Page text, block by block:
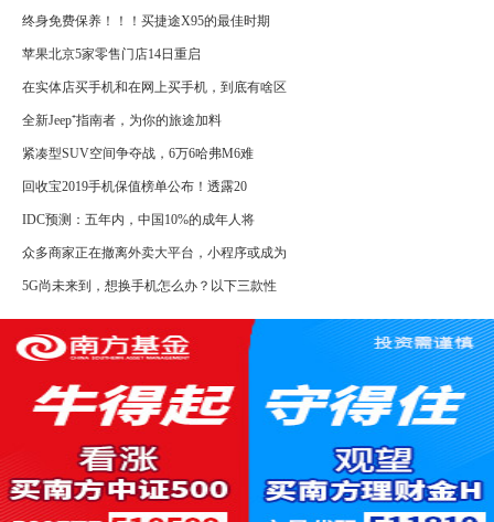
终身免费保养！！！买捷途X95的最佳时期
苹果北京5家零售门店14日重启
在实体店买手机和在网上买手机，到底有啥区
全新Jeep⁺指南者，为你的旅途加料
紧凑型SUV空间争夺战，6万6哈弗M6难
回收宝2019手机保值榜单公布！透露20
IDC预测：五年内，中国10%的成年人将
众多商家正在撤离外卖大平台，小程序或成为
5G尚未来到，想换手机怎么办？以下三款性